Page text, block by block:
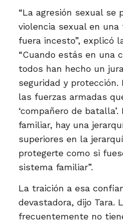
“La agresión sexual se
violencia sexual en
fuera incesto”, explicó
“Cuando estás en una
todos han hecho un
seguridad y protección.
las fuerzas armadas
‘compañero de
familiar, hay una
superiores en la
protegerte como si
sistema familiar”.
La traición a esa
devastadora, dijo Tara.
frecuentemente no